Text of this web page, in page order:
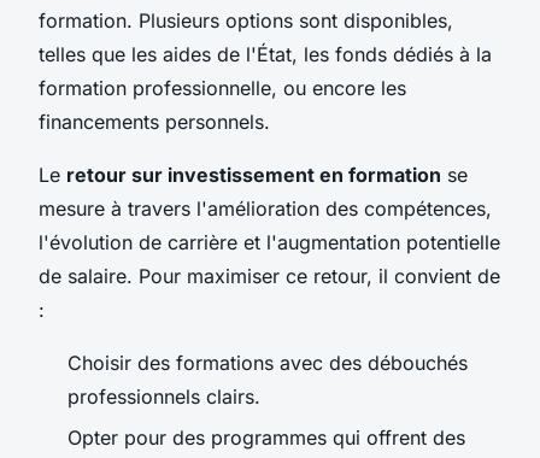
formation. Plusieurs options sont disponibles,
telles que les aides de l'État, les fonds dédiés à la
formation professionnelle, ou encore les
financements personnels.
Le retour sur investissement en formation se
mesure à travers l'amélioration des compétences,
l'évolution de carrière et l'augmentation potentielle
de salaire. Pour maximiser ce retour, il convient de
:
Choisir des formations avec des débouchés
professionnels clairs.
Opter pour des programmes qui offrent des